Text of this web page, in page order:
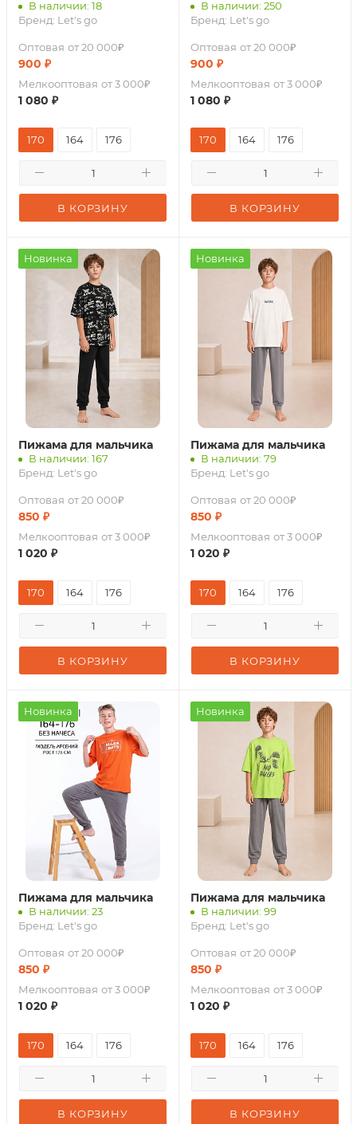
В наличии: 18
Бренд: Let's go
Оптовая от 20 000₽
900 ₽
Мелкооптовая от 3 000₽
1 080 ₽
В КОРЗИНУ
170 164 176
В наличии: 250
Бренд: Let's go
Оптовая от 20 000₽
900 ₽
Мелкооптовая от 3 000₽
1 080 ₽
В КОРЗИНУ
170 164 176
Новинка
Пижама для мальчика
В наличии: 167
Бренд: Let's go
Оптовая от 20 000₽
850 ₽
Мелкооптовая от 3 000₽
1 020 ₽
В КОРЗИНУ
170 164 176
Новинка
Пижама для мальчика
В наличии: 79
Бренд: Let's go
Оптовая от 20 000₽
850 ₽
Мелкооптовая от 3 000₽
1 020 ₽
В КОРЗИНУ
170 164 176
Новинка
Пижама для мальчика
В наличии: 23
Бренд: Let's go
Оптовая от 20 000₽
850 ₽
Мелкооптовая от 3 000₽
1 020 ₽
В КОРЗИНУ
170 164 176
Новинка
Пижама для мальчика
В наличии: 99
Бренд: Let's go
Оптовая от 20 000₽
850 ₽
Мелкооптовая от 3 000₽
1 020 ₽
В КОРЗИНУ
170 164 176